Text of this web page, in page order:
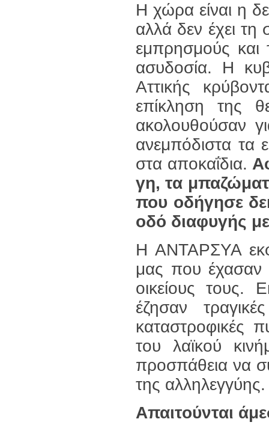
Η χώρα είναι η
αλλά δεν έχει τη
εμπρησμούς και
ασυδοσία. Η
Αττικής
επίκληση της
ακολουθούσαν
ανεμπόδιστα τα
στα αποκαΐδια.
γη, τα
που οδήγησε
οδό διαφυγής
Η ΑΝΤΑΡΣΥΑ
μας που έχασαν
οικείους τους.
έζησαν
καταστροφικές
του λαϊκού
προσπάθεια να
της αλληλεγγύης.
Απαιτούνται